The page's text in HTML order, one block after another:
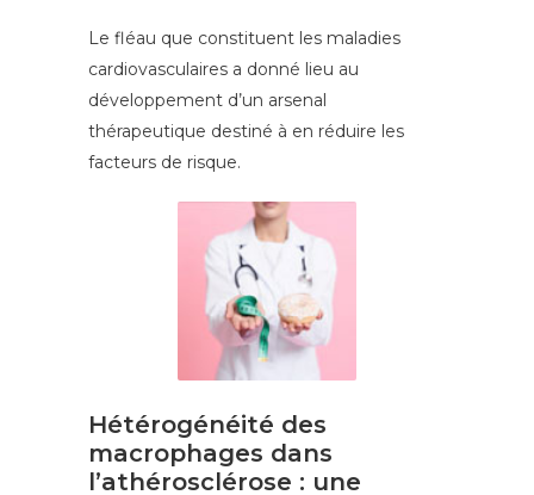
Le fléau que constituent les maladies
cardiovasculaires a donné lieu au
développement d’un arsenal
thérapeutique destiné à en réduire les
facteurs de risque.
Hétérogénéité des
macrophages dans
l’athérosclérose : une